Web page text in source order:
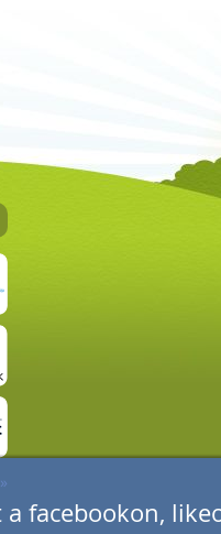
a facebookon,